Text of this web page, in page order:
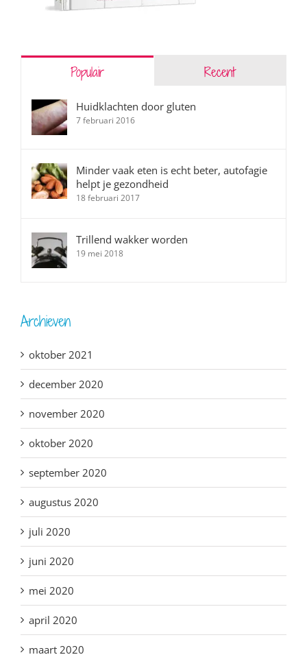
Populair Recent
Huidklachten door gluten
7 februari 2016
Minder vaak eten is echt beter, autofagie
helpt je gezondheid
18 februari 2017
Trillend wakker worden
19 mei 2018
Archieven
oktober 2021
december 2020
november 2020
oktober 2020
september 2020
augustus 2020
juli 2020
juni 2020
mei 2020
april 2020
maart 2020